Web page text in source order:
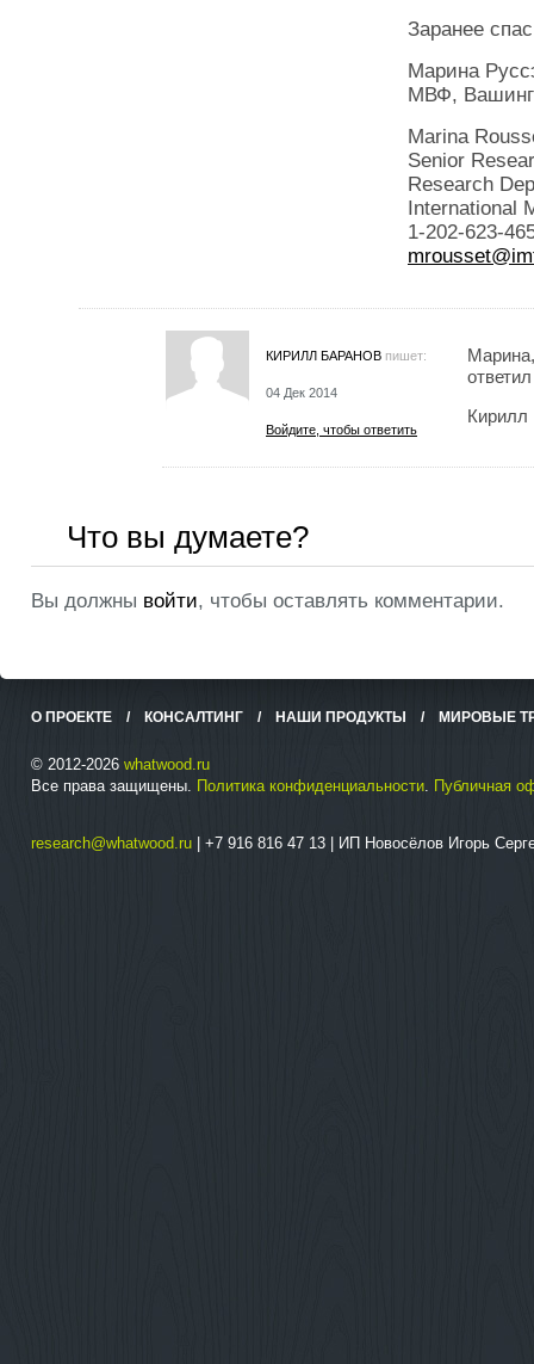
Заранее
Марина
МВФ,
Marina
Senior
Research
International
1-202-623-
КИРИЛЛ БАРАНОВ пишет:
04 Дек 2014
Войдите, чтобы ответить
Кирилл
Что вы думаете?
Вы должны войти, чтобы оставлять комментарии.
О ПРОЕКТЕ / КОНСАЛТИНГ / НАШИ ПРОДУКТЫ / МИРОВЫЕ
© 2012-2026 whatwood.ru
Все права защищены. Политика конфиденциальности. Публичная
research@whatwood.ru | +7 916 816 47 13 | ИП Новосёлов Игорь